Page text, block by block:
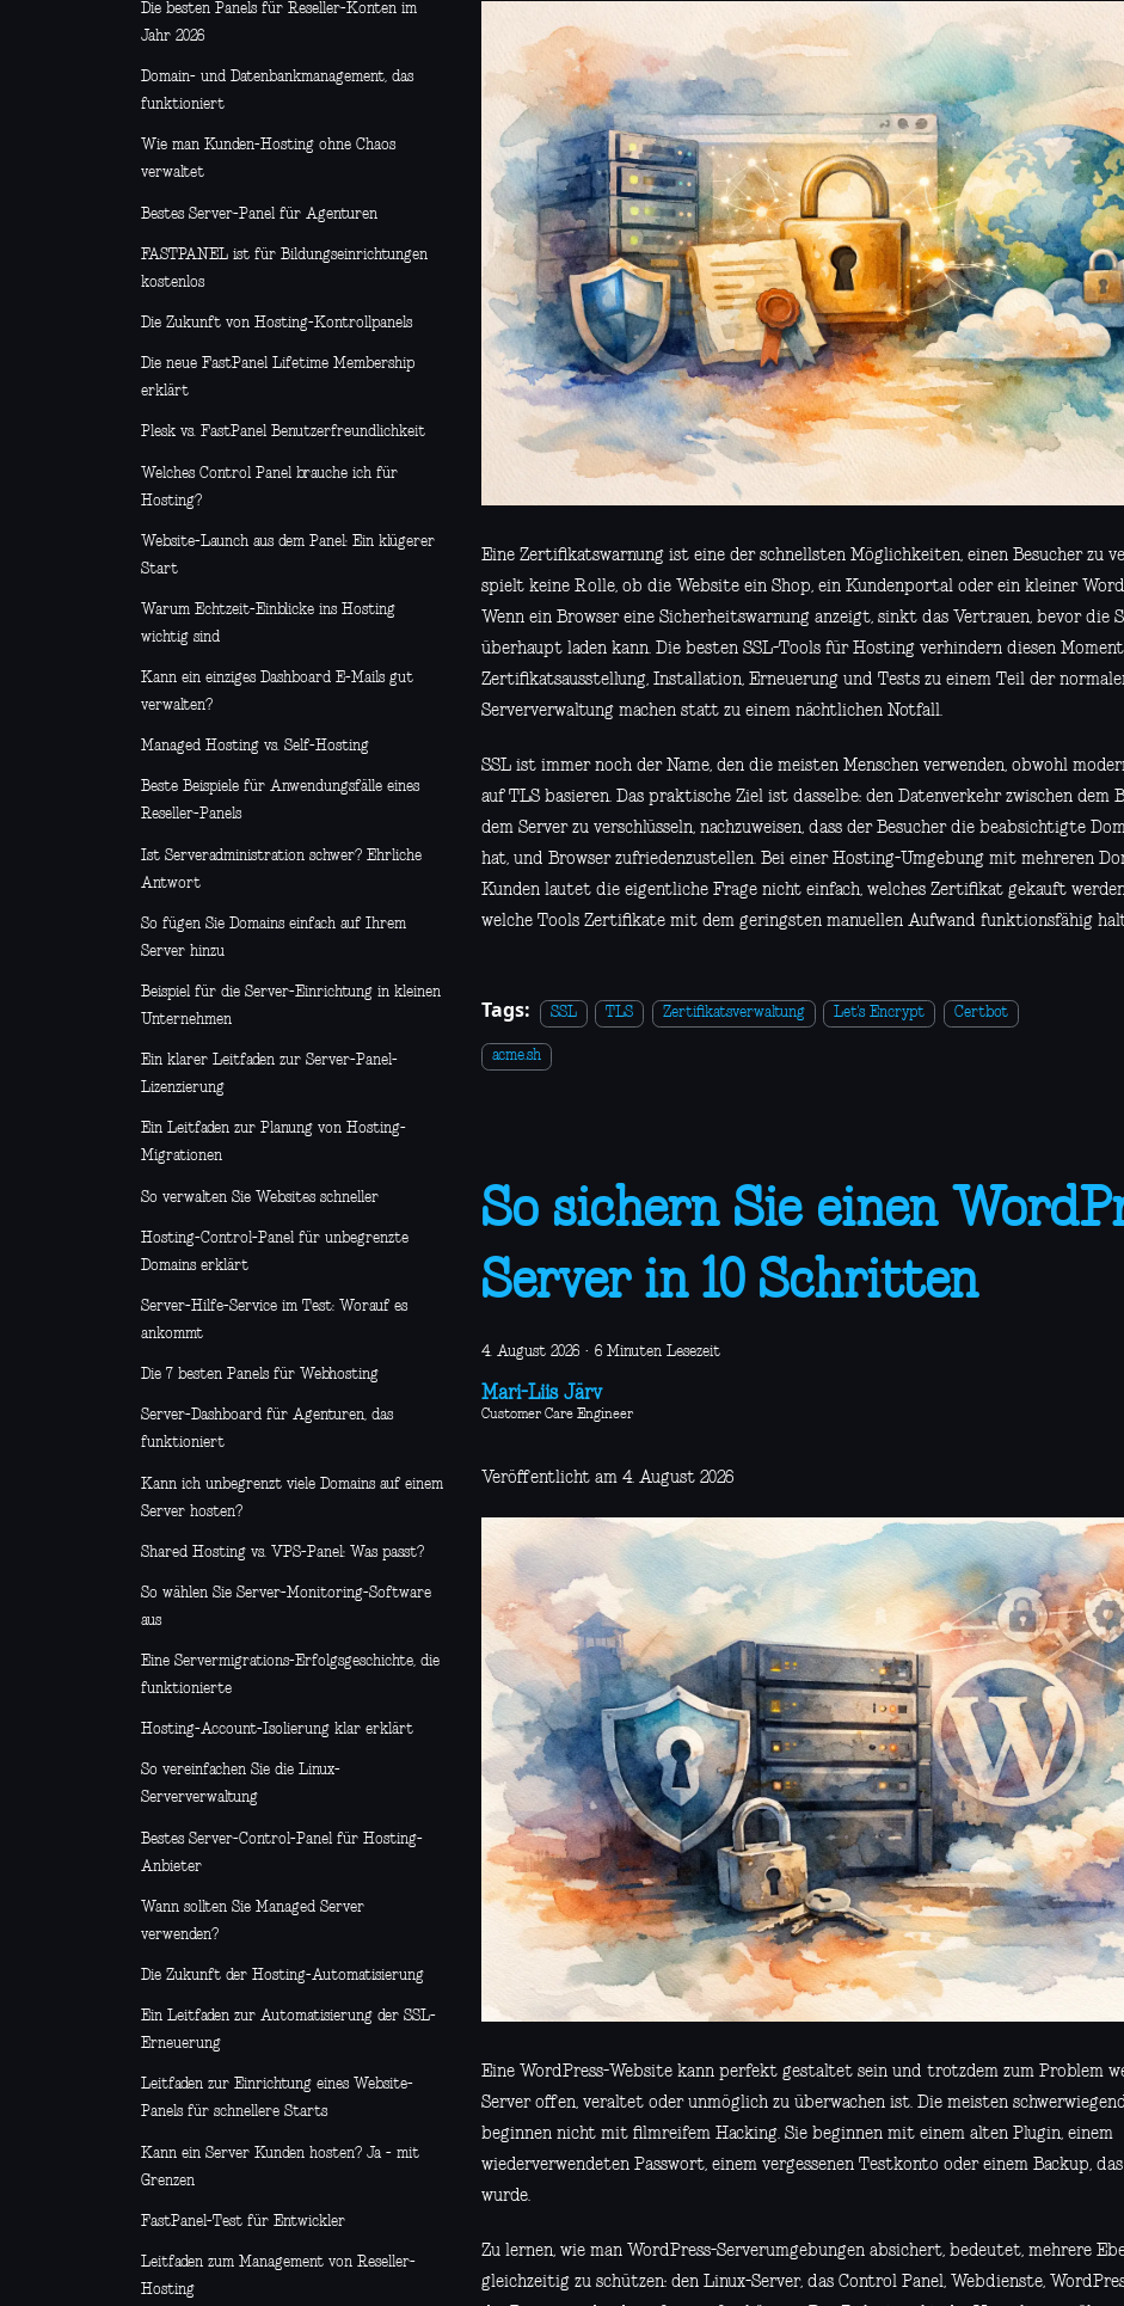
Die besten Panels für Reseller-Konten im
Jahr 2026
Domain- und Datenbankmanagement, das
funktioniert
Wie man Kunden-Hosting ohne Chaos
verwaltet
Bestes Server-Panel für Agenturen
FASTPANEL ist für Bildungseinrichtungen
kostenlos
Die Zukunft von Hosting-Kontrollpanels
Die neue FastPanel Lifetime Membership
erklärt
Plesk vs. FastPanel Benutzerfreundlichkeit
Welches Control Panel brauche ich für
Hosting?
Website-Launch aus dem Panel: Ein klügerer
Start
Warum Echtzeit-Einblicke ins Hosting
wichtig sind
Kann ein einziges Dashboard E-Mails gut
verwalten?
Managed Hosting vs. Self-Hosting
Beste Beispiele für Anwendungsfälle eines
Reseller-Panels
Ist Serveradministration schwer? Ehrliche
Antwort
So fügen Sie Domains einfach auf Ihrem
Server hinzu
Beispiel für die Server-Einrichtung in kleinen
Unternehmen
Ein klarer Leitfaden zur Server-Panel-
Lizenzierung
Ein Leitfaden zur Planung von Hosting-
Migrationen
So verwalten Sie Websites schneller
Hosting-Control-Panel für unbegrenzte
Domains erklärt
Server-Hilfe-Service im Test: Worauf es
ankommt
Die 7 besten Panels für Webhosting
Server-Dashboard für Agenturen, das
funktioniert
Kann ich unbegrenzt viele Domains auf einem
Server hosten?
Shared Hosting vs. VPS-Panel: Was passt?
So wählen Sie Server-Monitoring-Software
aus
Eine Servermigrations-Erfolgsgeschichte, die
funktionierte
Hosting-Account-Isolierung klar erklärt
So vereinfachen Sie die Linux-
Serververwaltung
Bestes Server-Control-Panel für Hosting-
Anbieter
Wann sollten Sie Managed Server
verwenden?
Die Zukunft der Hosting-Automatisierung
Ein Leitfaden zur Automatisierung der SSL-
Erneuerung
Leitfaden zur Einrichtung eines Website-
Panels für schnellere Starts
Kann ein Server Kunden hosten? Ja - mit
Grenzen
FastPanel-Test für Entwickler
Leitfaden zum Management von Reseller-
Hosting
Eine Zertifikatswarnung ist eine der schnellsten Möglichkeiten, einen Besucher zu
spielt keine Rolle, ob die Website ein Shop, ein Kundenportal oder ein kleiner
Wenn ein Browser eine Sicherheitswarnung anzeigt, sinkt das Vertrauen, bevor die
überhaupt laden kann. Die besten SSL-Tools für Hosting verhindern diesen
Zertifikatsausstellung, Installation, Erneuerung und Tests zu einem Teil der
Serververwaltung machen statt zu einem nächtlichen Notfall.
SSL ist immer noch der Name, den die meisten Menschen verwenden, obwohl
auf TLS basieren. Das praktische Ziel ist dasselbe: den Datenverkehr zwischen dem
dem Server zu verschlüsseln, nachzuweisen, dass der Besucher die beabsichtigte
hat, und Browser zufriedenzustellen. Bei einer Hosting-Umgebung mit mehreren
Kunden lautet die eigentliche Frage nicht einfach, welches Zertifikat gekauft
welche Tools Zertifikate mit dem geringsten manuellen Aufwand funktionsfähig
Tags: SSL TLS Zertifikatsverwaltung Let's Encrypt Certbot
acme.sh
So sichern Sie einen
Server in 10 Schritten
4. August 2026 · 6 Minuten Lesezeit
Mari-Liis Järv
Customer Care Engineer
Veröffentlicht am 4. August 2026
Eine WordPress-Website kann perfekt gestaltet sein und trotzdem zum Problem
Server offen, veraltet oder unmöglich zu überwachen ist. Die meisten
beginnen nicht mit filmreifem Hacking. Sie beginnen mit einem alten Plugin, einem
wiederverwendeten Passwort, einem vergessenen Testkonto oder einem Backup,
wurde.
Zu lernen, wie man WordPress-Serverumgebungen absichert, bedeutet, mehrere
gleichzeitig zu schützen: den Linux-Server, das Control Panel, Webdienste,